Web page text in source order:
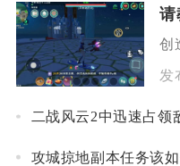
发
攻城掠地副本任务该